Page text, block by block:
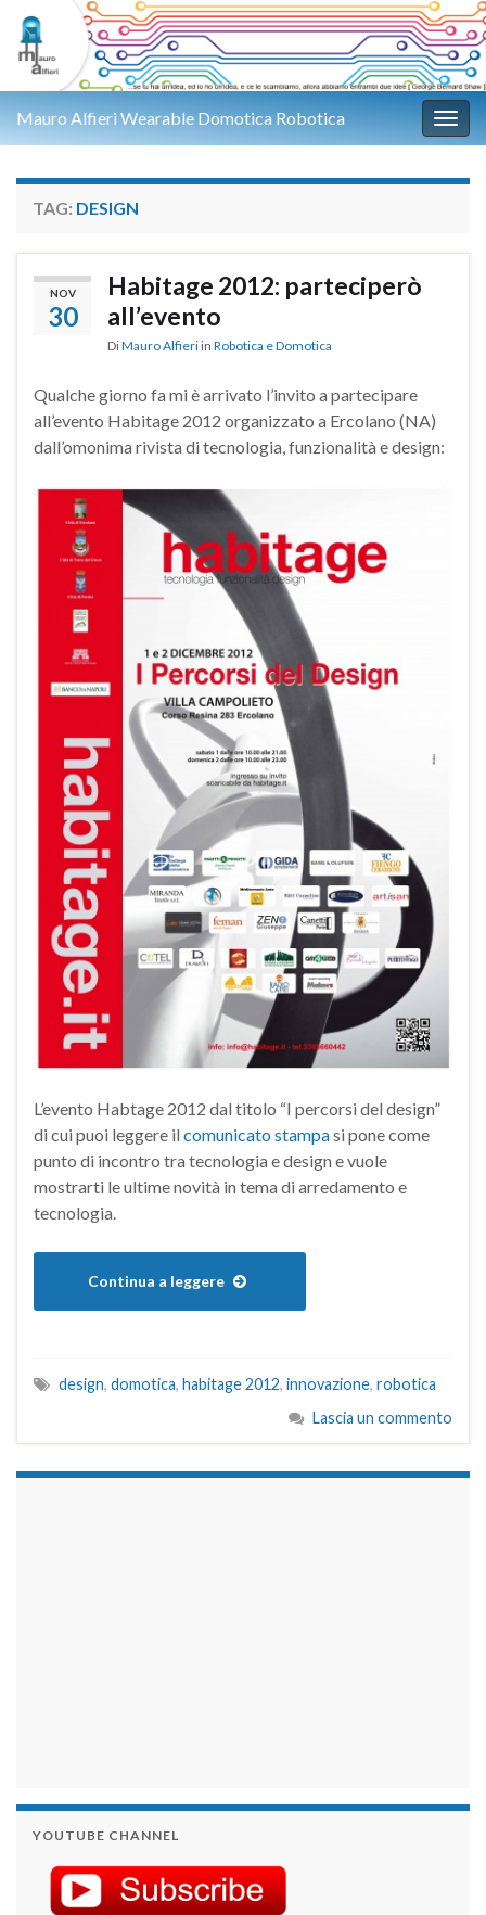
Mauro Alfieri Wearable Domotica Robotica
TAG: DESIGN
NOV
30
Habitage 2012: parteciperò
all’evento
DiMauro Alfieri in Robotica e Domotica
Qualche giorno fa mi è arrivato l’invito a partecipare
all’evento Habitage 2012 organizzato a Ercolano (NA)
dall’omonima rivista di tecnologia, funzionalità e design:
L’evento Habtage 2012 dal titolo “I percorsi del design”
di cui puoi leggere il comunicato stampasi pone come
punto di incontro tra tecnologia e design e vuole
mostrarti le ultime novità in tema di arredamento e
tecnologia.
Continua a leggere
design, domotica, habitage 2012, innovazione, robotica
Lascia un commento
YOUTUBE CHANNEL